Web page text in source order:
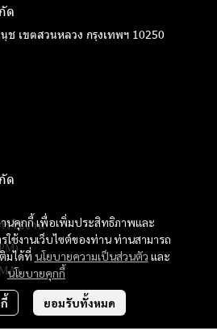
านคุกกี้ เพื่อเพิ่มประสิทธิภาพและ
ช้งานเว็บไซต์ของท่าน ท่านสามารถ
มได้ที่ นโยบายความเป็นส่วนตัว และ
นโยบายคุกกี้
ยอมรับทั้งหมด
ด
เขตสวนหลวง กรุงเทพฯ 10250
ด
รใช้งาน